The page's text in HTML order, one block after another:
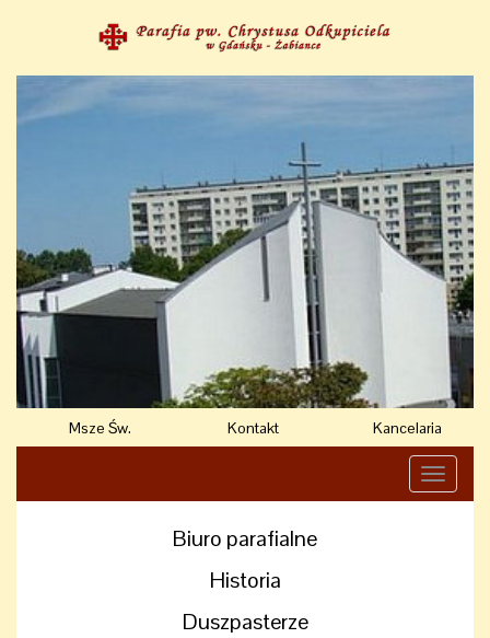
Msze Św. Kontakt Kancelaria
Toggle
Biuro parafialne
Historia
Duszpasterze